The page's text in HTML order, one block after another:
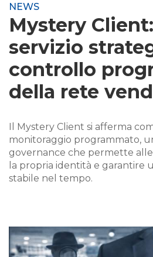
NEWS
Mystery
servizio
controllo
della rete
Il Mystery Client si afferma
monitoraggio programmato,
governance che permette
la propria identità e garantire
stabile nel tempo.